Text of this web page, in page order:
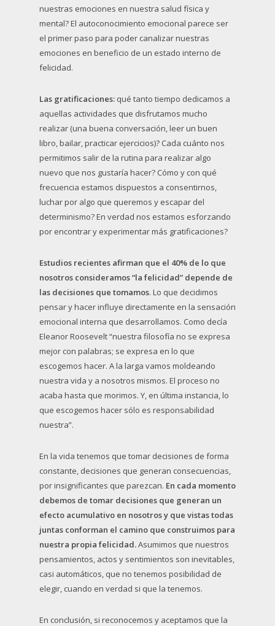
nuestras emociones en nuestra salud física y
mental? El autoconocimiento emocional parece ser
el primer paso para poder canalizar nuestras
emociones en beneficio de un estado interno de
felicidad.
Las gratificaciones: qué tanto tiempo dedicamos a
aquellas actividades que disfrutamos mucho
realizar (una buena conversación, leer un buen
libro, bailar, practicar ejercicios)? Cada cuánto nos
permitimos salir de la rutina para realizar algo
nuevo que nos gustaría hacer? Cómo y con qué
frecuencia estamos dispuestos a consentirnos,
luchar por algo que queremos y escapar del
determinismo? En verdad nos estamos esforzando
por encontrar y experimentar más gratificaciones?
Estudios recientes afirman que el 40% de lo que
nosotros consideramos “la felicidad” depende de
las decisiones que tomamos. Lo que decidimos
pensar y hacer influye directamente en la sensación
emocional interna que desarrollamos. Como decía
Eleanor Roosevelt “nuestra filosofía no se expresa
mejor con palabras; se expresa en lo que
escogemos hacer. A la larga vamos moldeando
nuestra vida y a nosotros mismos. El proceso no
acaba hasta que morimos. Y, en última instancia, lo
que escogemos hacer sólo es responsabilidad
nuestra”.
En la vida tenemos que tomar decisiones de forma
constante, decisiones que generan consecuencias,
por insignificantes que parezcan. En cada momento
debemos de tomar decisiones que generan un
efecto acumulativo en nosotros y que vistas todas
juntas conforman el camino que construimos para
nuestra propia felicidad.Asumimos que nuestros
pensamientos, actos y sentimientos son inevitables,
casi automáticos, que no tenemos posibilidad de
elegir, cuando en verdad si que la tenemos.
En conclusión, si reconocemos y aceptamos que la